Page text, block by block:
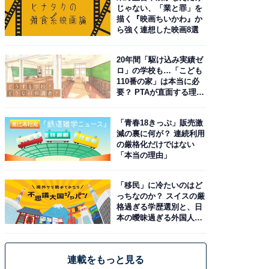
じゃない、「業と罪」を
描く『映画ちいかわ』か
ら強く連想した映画8選
20年間「駆け込み実績ゼ
ロ」の学校も…「こども
110番の家」は本当に必
要？ PTAが直面する理想
「青春18きっぷ」販売激
減の裏に何が？ 連続利用
の厳格化だけではない
「本当の理由」
「移民」に冷たいのはど
っちなのか？ スイスの厳
格過ぎる学歴選別と、日
本の曖昧過ぎる外国人政
連載をもっと見る